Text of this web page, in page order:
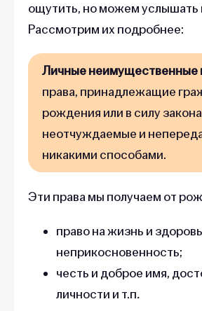
ощутить, но можем услышать
Рассмотрим их подробнее:
Личные неимущественные
права, принадлежащие
рождения или в силу
неотчуждаемые и
никакими способами.
Эти права мы получаем от
право на жизнь и
неприкосновенность;
честь и доброе имя,
личности и т.п.